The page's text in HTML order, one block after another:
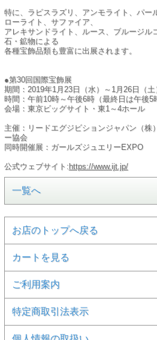
特に、ラピスラズリ、アンモライト、パー
ローライト、サファイア、
アレキサンドライト、ルース、ブルージル
石・鉱物による
各種宝飾品類も豊富に出展されます。
●第30回国際宝飾展
期間：2019年1月23日（水）～1月26日（土
時間：午前10時～午後6時（最終日は午後5
会場：東京ビッグサイト・東1～4ホール
主催：リードエグジビションジャパン（株
ー協会
同時開催展：ガールズジュエリーEXPO
公式ウェブサイト: https://www.ijt.jp/
一覧へ
お店のトップへ戻る
カートを見る
ご利用案内
特定商取引法表示